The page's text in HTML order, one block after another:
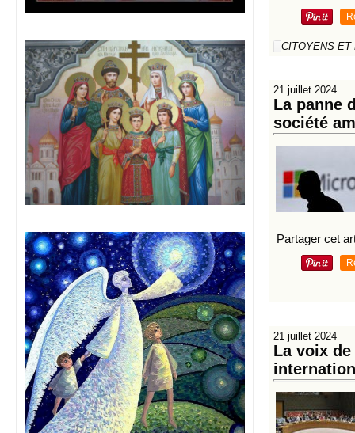
CITOYENS ET
21 juillet 2024
La panne
société
Partager cet
21 juillet 2024
La voix